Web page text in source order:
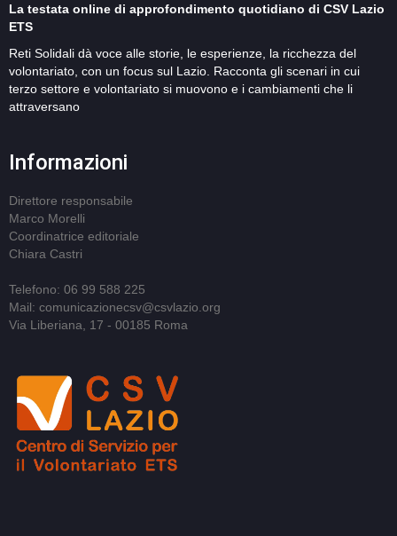
La testata online di approfondimento quotidiano di CSV Lazio
ETS
Reti Solidali dà voce alle storie, le esperienze, la ricchezza del
volontariato, con un focus sul Lazio. Racconta gli scenari in cui
terzo settore e volontariato si muovono e i cambiamenti che li
attraversano
Informazioni
Direttore responsabile
Marco Morelli
Coordinatrice editoriale
Chiara Castri
Telefono: 06 99 588 225
Mail: comunicazionecsv@csvlazio.org
Via Liberiana, 17 - 00185 Roma